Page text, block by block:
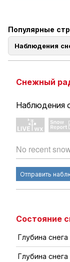
Популярные
Наблюдения
Снежный
Наблюдения
No recent
Отправить
Состояние
Глубина
Глубина